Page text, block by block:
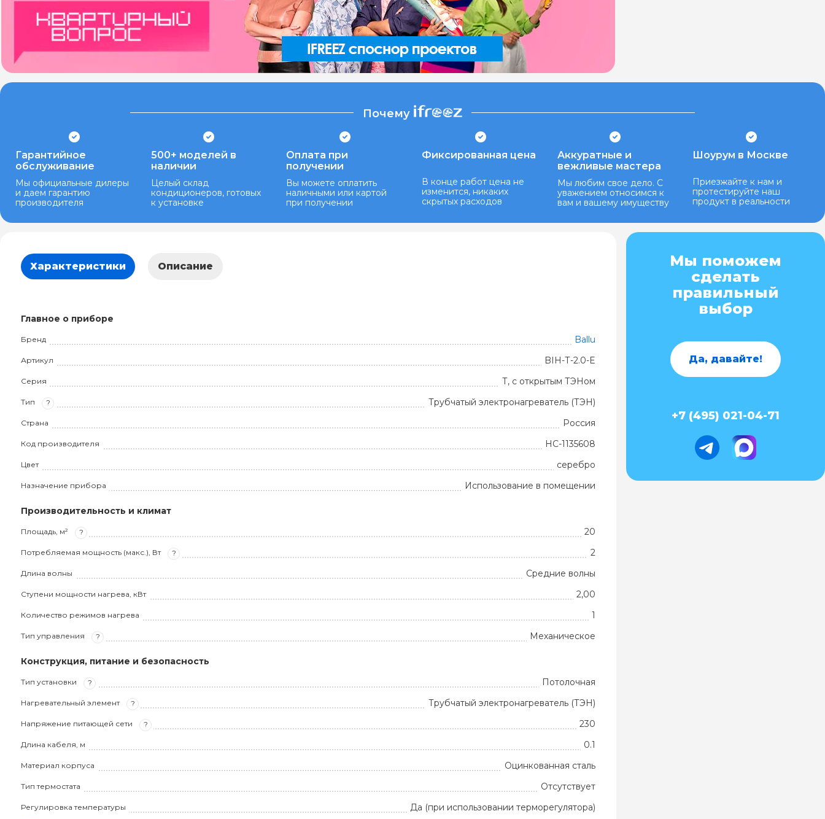
Почему
Гарантийное
обслуживание
Мы официальные дилеры
и даем гарантию
производителя
500+ моделей в
наличии
Целый склад
кондиционеров, готовых
к установке
Оплата при
получении
Вы можете оплатить
наличными или картой
при получении
Фиксированная цена
В конце работ цена не
изменится, никаких
скрытых расходов
Аккуратные и
вежливые мастера
Мы любим свое дело. С
уважением относимся к
вам и вашему имуществу
Шоурум в Москве
Приезжайте к нам и
протестируйте наш
продукт в реальности
Характеристики Описание
Главное о приборе
Бренд Ballu
Артикул BIH-Т-2.0-E
Серия Т, с открытым ТЭНом
Тип ? Трубчатый электронагреватель (ТЭН)
Страна Россия
Код производителя НС-1135608
Цвет серебро
Назначение прибора Использование в помещении
Производительность и климат
Площадь, м² ? 20
Потребляемая мощность (макс.), Вт ? 2
Длина волны Средние волны
Ступени мощности нагрева, кВт 2,00
Количество режимов нагрева 1
Тип управления ? Механическое
Конструкция, питание и безопасность
Тип установки ? Потолочная
Нагревательный элемент ? Трубчатый электронагреватель (ТЭН)
Напряжение питающей сети ? 230
Длина кабеля, м 0.1
Материал корпуса Оцинкованная сталь
Тип термостата Отсутствует
Регулировка температуры
Да (при использовании терморегулятора)
Мы поможем
сделать
правильный
выбор
Да, давайте!
+7 (495) 021-04-71